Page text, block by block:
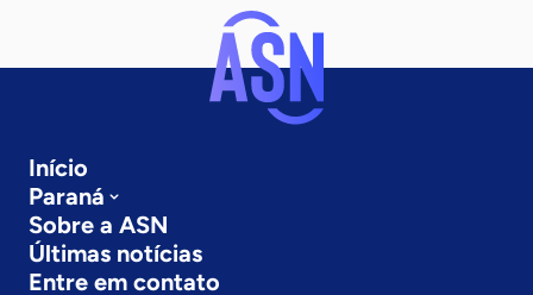
Início
Paraná
Sobre a ASN
Últimas notícias
Entre em contato